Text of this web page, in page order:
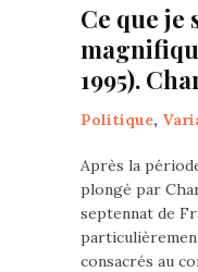
Ce que je
1995).
Politique,
Après la
plongé par
septennat de
consacrés au